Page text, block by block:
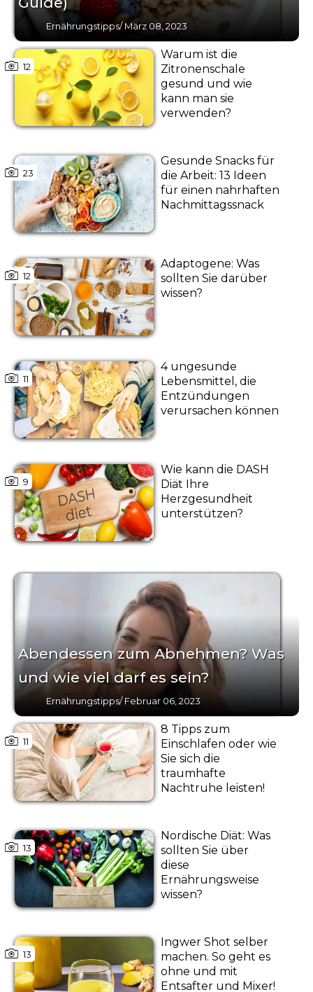
Ernährungstipps/März 08, 2023
12
Warum ist die
Zitronenschale
gesund und wie
kann man sie
verwenden?
23
Gesunde Snacks für
die Arbeit: 13 Ideen
für einen nahrhaften
Nachmittagssnack
12
Adaptogene: Was
sollten Sie darüber
wissen?
11
4 ungesunde
Lebensmittel, die
Entzündungen
verursachen können
9
Wie kann die DASH
Diät Ihre
Herzgesundheit
unterstützen?
Abendessen zum Abnehmen? Was
und wie viel darf es sein?
Ernährungstipps/Februar 06, 2023
11
8 Tipps zum
Einschlafen oder wie
Sie sich die
traumhafte
Nachtruhe leisten!
13
Nordische Diät: Was
sollten Sie über
diese
Ernährungsweise
wissen?
13
Ingwer Shot selber
machen. So geht es
ohne und mit
Entsafter und Mixer!